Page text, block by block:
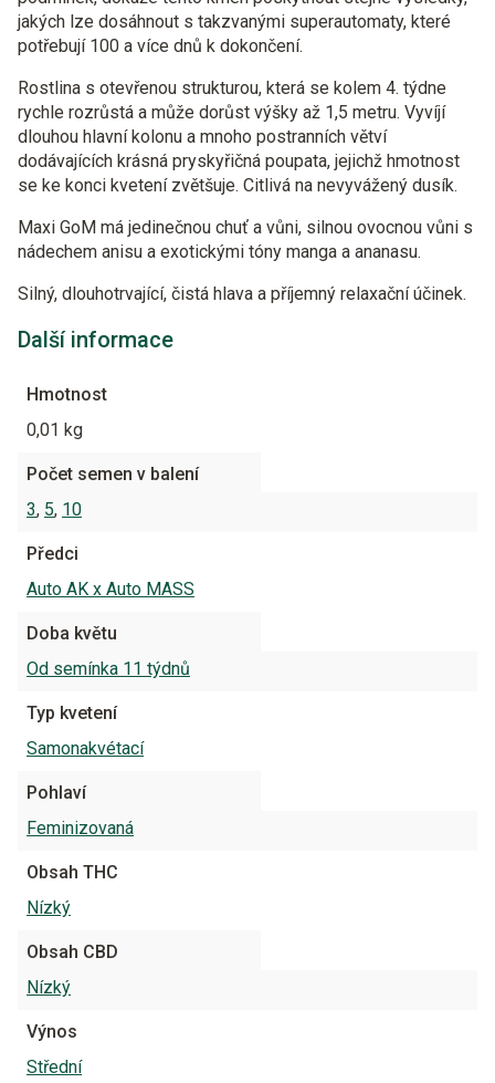
jakých lze dosáhnout s takzvanými superautomaty, které
potřebují 100 a více dnů k dokončení.
Rostlina s otevřenou strukturou, která se kolem 4. týdne
rychle rozrůstá a může dorůst výšky až 1,5 metru. Vyvíjí
dlouhou hlavní kolonu a mnoho postranních větví
dodávajících krásná pryskyřičná poupata, jejichž hmotnost
se ke konci kvetení zvětšuje. Citlivá na nevyvážený dusík.
Maxi GoM má jedinečnou chuť a vůni, silnou ovocnou vůni s
nádechem anisu a exotickými tóny manga a ananasu.
Silný, dlouhotrvající, čistá hlava a příjemný relaxační účinek.
Další informace
Hmotnost
0,01 kg
Počet semen v balení
3, 5, 10
Předci
Auto AK x Auto MASS
Doba květu
Od semínka 11 týdnů
Typ kvetení
Samonakvétací
Pohlaví
Feminizovaná
Obsah THC
Nízký
Obsah CBD
Nízký
Výnos
Střední